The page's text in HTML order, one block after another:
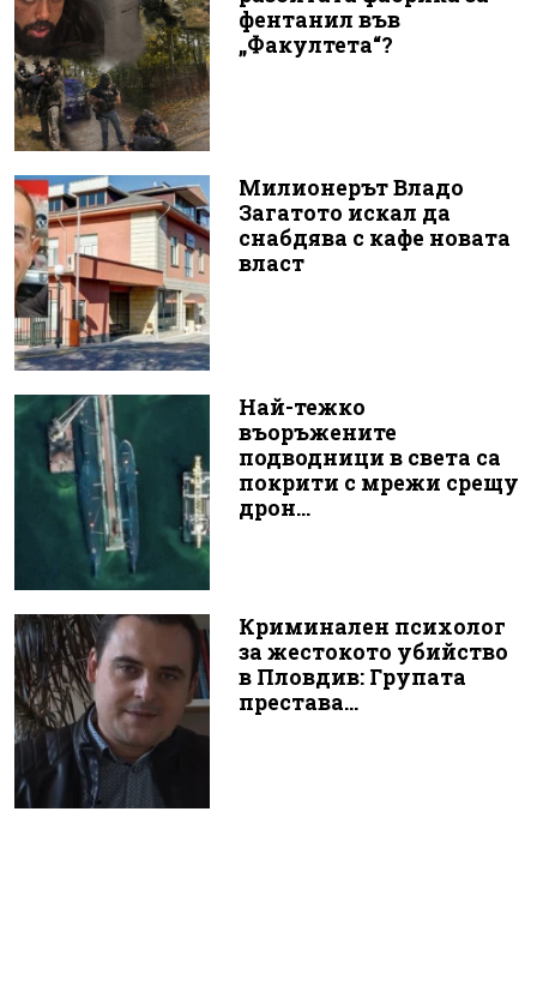
фентанил във
„Факултета“?
Милионерът Владо
Загатото искал да
снабдява с кафе новата
власт
Най-тежко
въоръжените
подводници в света са
покрити с мрежи срещу
дрон...
Криминален психолог
за жестокото убийство
в Пловдив: Групата
престава...